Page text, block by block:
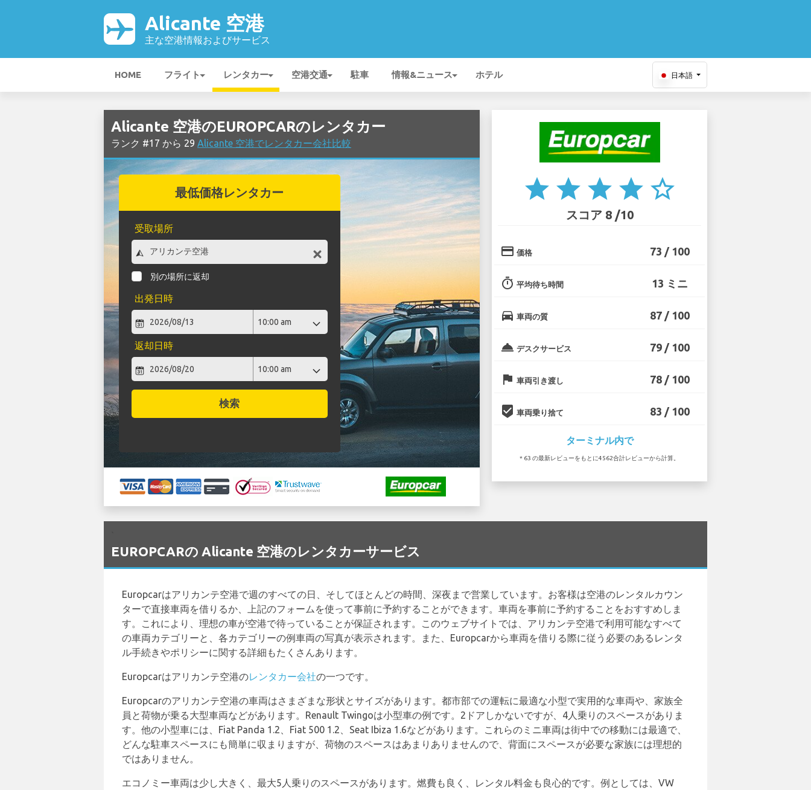
Alicante 空港
主な空港情報およびサービス
HOME フライト レンタカー 空港交通 駐車 情報&ニュース ホテル 日本語
Alicante 空港のEUROPCARのレンタカー
ランク #17 から 29 Alicante 空港でレンタカー会社比較
最低価格レンタカー
受取場所
別の場所に返却
出発日時
返却日時
検索
star star star star star_border
スコア 8 /10
credit_card 価格 73 / 100
timer 平均待ち時間 13 ミニ
directions_car 車両の質 87 / 100
room_service デスクサービス 79 / 100
flag 車両引き渡し 78 / 100
beenhere 車両乗り捨て 83 / 100
ターミナル内で
* 63 の最新レビューをもとに4562合計レビューから計算。
EUROPCARの Alicante 空港のレンタカーサービス
Europcarはアリカンテ空港で週のすべての日、そしてほとんどの時間、深夜まで営業しています。お客様は空港のレンタルカウン
ターで直接車両を借りるか、上記のフォームを使って事前に予約することができます。車両を事前に予約することをおすすめしま
す。これにより、理想の車が空港で待っていることが保証されます。このウェブサイトでは、アリカンテ空港で利用可能なすべて
の車両カテゴリーと、各カテゴリーの例車両の写真が表示されます。また、Europcarから車両を借りる際に従う必要のあるレンタ
ル手続きやポリシーに関する詳細もたくさんあります。
Europcarはアリカンテ空港のレンタカー会社の一つです。
Europcarのアリカンテ空港の車両はさまざまな形状とサイズがあります。都市部での運転に最適な小型で実用的な車両や、家族全
員と荷物が乗る大型車両などがあります。Renault Twingoは小型車の例です。2ドアしかないですが、4人乗りのスペースがありま
す。他の小型車には、Fiat Panda 1.2、Fiat 500 1.2、Seat Ibiza 1.6などがあります。これらのミニ車両は街中での移動には最適で、
どんな駐車スペースにも簡単に収まりますが、荷物のスペースはあまりありませんので、背面にスペースが必要な家族には理想的
ではありません。
エコノミー車両は少し大きく、最大5人乗りのスペースがあります。燃費も良く、レンタル料金も良心的です。例としては、VW